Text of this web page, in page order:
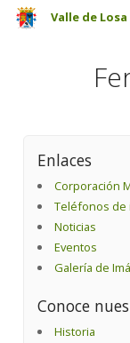
Pasar al
Valle de Losa
Enlaces
Corporación
Teléfonos de
Noticias
Eventos
Galería de
Conoce
Historia